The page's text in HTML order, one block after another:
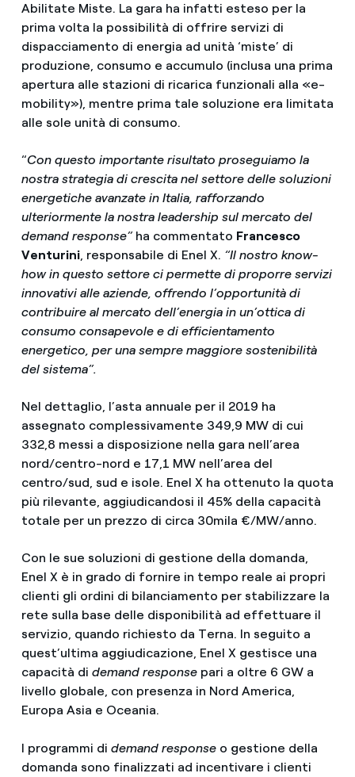
Abilitate Miste. La gara ha infatti esteso per la
prima volta la possibilità di offrire servizi di
dispacciamento di energia ad unità ‘miste’ di
produzione, consumo e accumulo (inclusa una prima
apertura alle stazioni di ricarica funzionali alla «e-
mobility»), mentre prima tale soluzione era limitata
alle sole unità di consumo.
“Con questo importante risultato proseguiamo la
nostra strategia di crescita nel settore delle soluzioni
energetiche avanzate in Italia, rafforzando
ulteriormente la nostra leadership sul mercato del
demand response” ha commentato Francesco
Venturini, responsabile di Enel X. “Il nostro know-
how in questo settore ci permette di proporre servizi
innovativi alle aziende, offrendo l’opportunità di
contribuire al mercato dell’energia in un’ottica di
consumo consapevole e di efficientamento
energetico, per una sempre maggiore sostenibilità
del sistema”.
Nel dettaglio, l’asta annuale per il 2019 ha
assegnato complessivamente 349,9 MW di cui
332,8 messi a disposizione nella gara nell’area
nord/centro-nord e 17,1 MW nell’area del
centro/sud, sud e isole. Enel X ha ottenuto la quota
più rilevante, aggiudicandosi il 45% della capacità
totale per un prezzo di circa 30mila €/MW/anno.
Con le sue soluzioni di gestione della domanda,
Enel X è in grado di fornire in tempo reale ai propri
clienti gli ordini di bilanciamento per stabilizzare la
rete sulla base delle disponibilità ad effettuare il
servizio, quando richiesto da Terna. In seguito a
quest’ultima aggiudicazione, Enel X gestisce una
capacità di demand responsepari a oltre 6 GW a
livello globale, con presenza in Nord America,
Europa Asia e Oceania.
I programmi di demand responseo gestione della
domanda sono finalizzati ad incentivare i clienti